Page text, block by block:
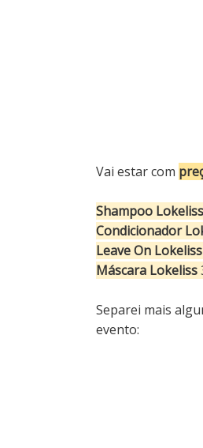
Vai estar com
Shampoo Lokeliss
Condicionador
Leave On Lokeliss
Máscara Lokeliss
Separei mais
evento: